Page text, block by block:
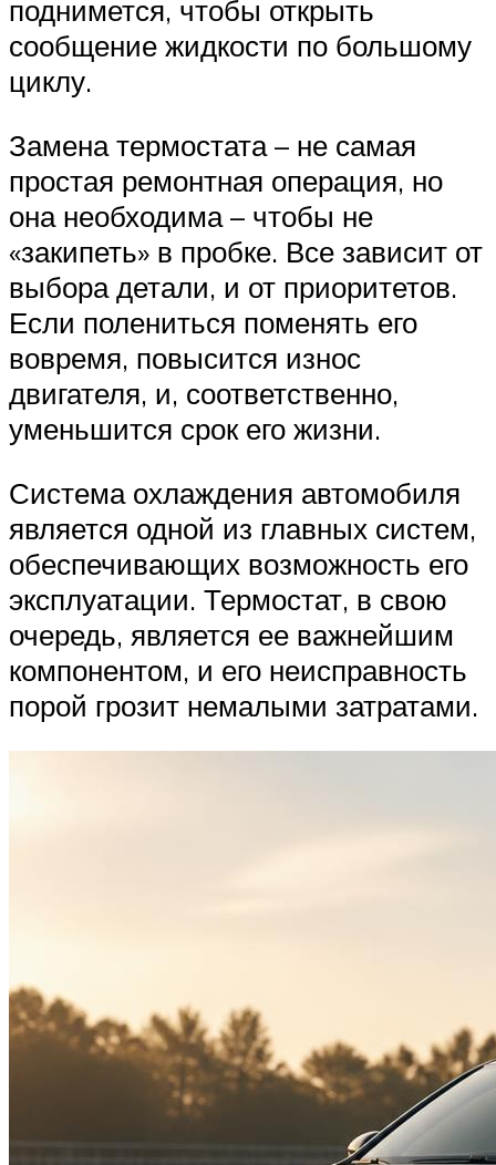
поднимется, чтобы открыть
сообщение жидкости по большому
циклу.
Замена термостата – не самая
простая ремонтная операция, но
она необходима – чтобы не
«закипеть» в пробке. Все зависит от
выбора детали, и от приоритетов.
Если полениться поменять его
вовремя, повысится износ
двигателя, и, соответственно,
уменьшится срок его жизни.
Система охлаждения автомобиля
является одной из главных систем,
обеспечивающих возможность его
эксплуатации. Термостат, в свою
очередь, является ее важнейшим
компонентом, и его неисправность
порой грозит немалыми затратами.